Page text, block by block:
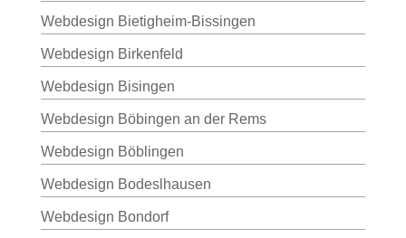
Webdesign Bietigheim-Bissingen
Webdesign Birkenfeld
Webdesign Bisingen
Webdesign Böbingen an der Rems
Webdesign Böblingen
Webdesign Bodeslhausen
Webdesign Bondorf